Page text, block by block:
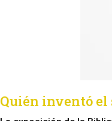
Quién inventó el